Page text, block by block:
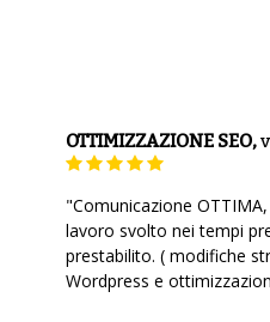
OTTIMIZZAZIONE SEO,
"Comunicazione
lavoro svolto nei tempi
prestabilito. ( modifiche
Wordpress e